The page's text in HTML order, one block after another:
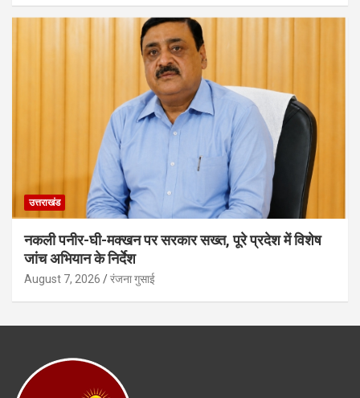
उत्तराखंड
नकली पनीर-घी-मक्खन पर सरकार सख्त, पूरे प्रदेश में विशेष
जांच अभियान के निर्देश
August 7, 2026 रंजना गुसाई